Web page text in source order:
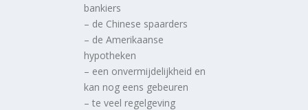
bankiers
– de Chinese spaarders
– de Amerikaanse
hypotheken
– een onvermijdelijkheid en
kan nog eens gebeuren
– te veel regelgeving